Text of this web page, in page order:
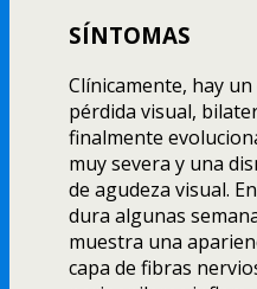
SÍNTOMAS
Clínicamente, hay
pérdida visual,
finalmente
muy severa y una
de agudeza visual.
dura algunas
muestra una
capa de fibras